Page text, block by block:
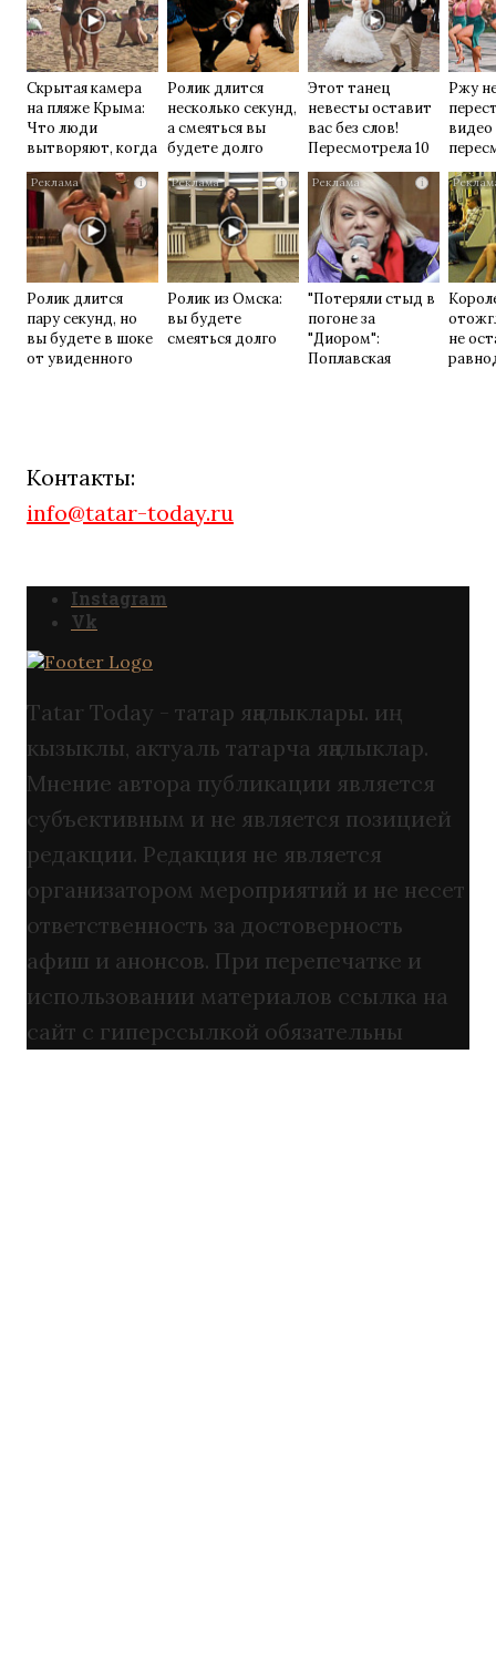
Скрытая камера
на пляже Крыма:
Что люди
вытворяют, когда
их не видят...
Ролик длится
несколько секунд,
а смеяться вы
будете долго
Этот танец
невесты оставит
вас без слов!
Пересмотрела 10
раз
Ржу
видео
раз
i
Ролик длится
пару секунд, но
вы будете в шоке
от увиденного
i
Ролик из Омска:
вы будете
смеяться долго
i
"Потеряли стыд в
погоне за
"Диором":
Поплавская
не
Контакты:
info@tatar-today.ru
Instagram
Vk
Tatar Today - татар яңалыклары. иң
кызыклы, актуаль татарча яңалыклар.
Мнение автора публикации является
субъективным и не является позицией
редакции. Редакция не является
организатором мероприятий и не несет
ответственность за достоверность
афиш и анонсов. При перепечатке и
использовании материалов ссылка на
сайт с гиперссылкой обязательны